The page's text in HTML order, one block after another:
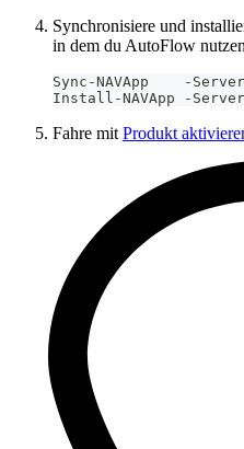
Synchronisiere und
in dem du AutoFlow
Sync-NAVApp    -
Install-NAVApp -
Fahre mit Produkt